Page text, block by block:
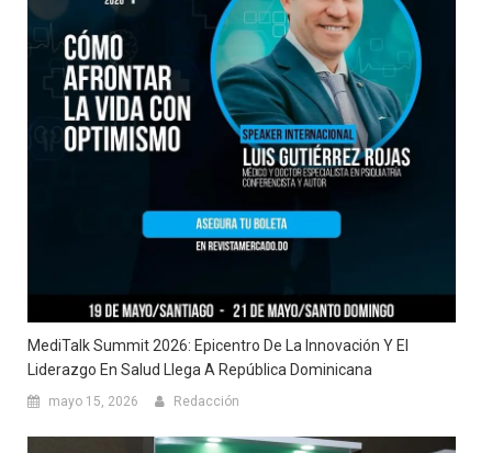
MediTalk Summit 2026: Epicentro De La Innovación Y El
Liderazgo En Salud Llega A República Dominicana
mayo 15, 2026 Redacción